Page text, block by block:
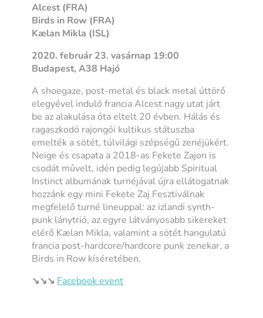
Alcest (FRA)
Birds in Row (FRA)
Kælan Mikla (ISL)
2020. február 23. vasárnap 19:00
Budapest, A38 Hajó
A shoegaze, post-metal és black metal úttörő
elegyével induló francia Alcest nagy utat járt
be az alakulása óta eltelt 20 évben. Hálás és
ragaszkodó rajongói kultikus státuszba
emelték a sötét, túlvilági szépségű zenéjükért.
Neige és csapata a 2018-as Fekete Zajon is
csodát művelt, idén pedig legújabb Spiritual
Instinct albumának turnéjával újra ellátogatnak
hozzánk egy mini Fekete Zaj Fesztiválnak
megfelelő turné lineuppal: az izlandi synth-
punk lánytrió, az egyre látványosabb sikereket
elérő Kælan Mikla, valamint a sötét hangulatú
francia post-hardcore/hardcore punk zenekar, a
Birds in Row kíséretében.
↘︎↘︎↘︎ Facebook event